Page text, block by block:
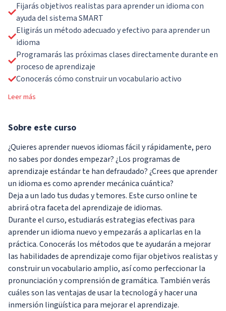
Fijarás objetivos realistas para aprender un idioma con
ayuda del sistema SMART
Eligirás un método adecuado y efectivo para aprender un
idioma
Programarás las próximas clases directamente durante en
proceso de aprendizaje
Conocerás cómo construir un vocabulario activo
Leer más
Sobre este curso
¿Quieres aprender nuevos idiomas fácil y rápidamente, pero
no sabes por dondes empezar? ¿Los programas de
aprendizaje estándar te han defraudado? ¿Crees que aprender
un idioma es como aprender mecánica cuántica?
Deja a un lado tus dudas y temores. Este curso online te
abrirá otra faceta del aprendizaje de idiomas.
Durante el curso, estudiarás estrategias efectivas para
aprender un idioma nuevo y empezarás a aplicarlas en la
práctica. Conocerás los métodos que te ayudarán a mejorar
las habilidades de aprendizaje como fijar objetivos realistas y
construir un vocabulario amplio, así como perfeccionar la
pronunciación y comprensión de gramática. También verás
cuáles son las ventajas de usar la tecnologá y hacer una
inmersión lingüística para mejorar el aprendizaje.